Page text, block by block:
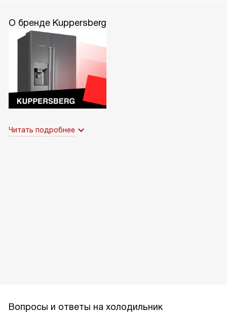
О бренде Kuppersberg
Читать подробнее
Вопросы и ответы на холодильник